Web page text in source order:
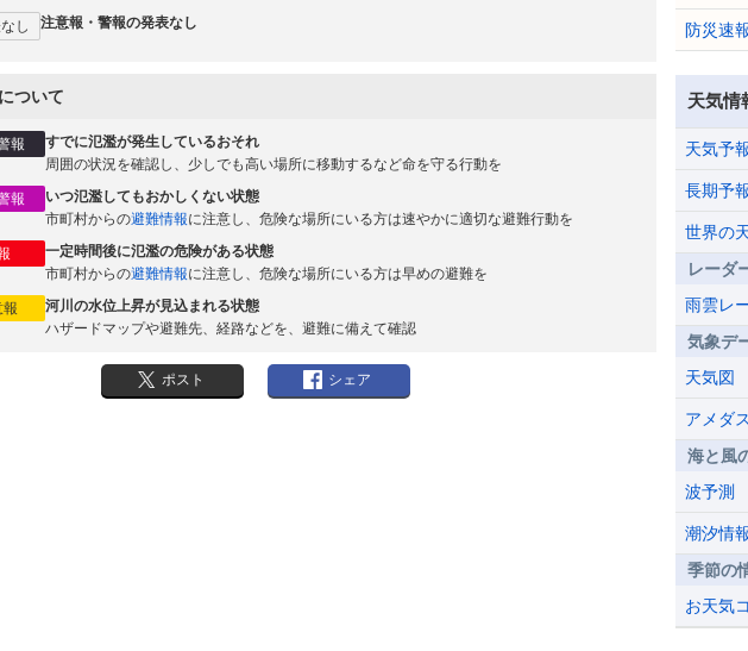
し 注意報・警報の発表なし
ついて
報
すでに氾濫が発生しているおそれ
周囲の状況を確認し、少しでも高い場所に移動するなど命を守る行動を
報
いつ氾濫してもおかしくない状態
市町村からの避難情報に注意し、危険な場所にいる方は速やかに適切な避難行動を
一定時間後に氾濫の危険がある状態
市町村からの避難情報に注意し、危険な場所にいる方は早めの避難を
報
河川の水位上昇が見込まれる状態
ハザードマップや避難先、経路などを、避難に備えて確認
ポスト シェア
防災速
天気情
天気予
長期予
世界の
レーダ
雨雲レ
気象デ
天気図
アメダ
海と風
波予測
潮汐情
季節の
お天気